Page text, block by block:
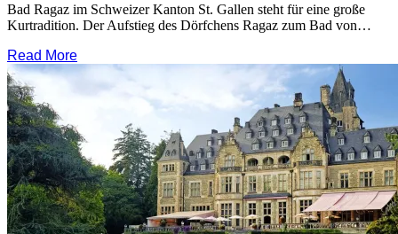
Bad Ragaz im Schweizer Kanton St. Gallen steht für eine große
Kurtradition. Der Aufstieg des Dörfchens Ragaz zum Bad von…
Read More